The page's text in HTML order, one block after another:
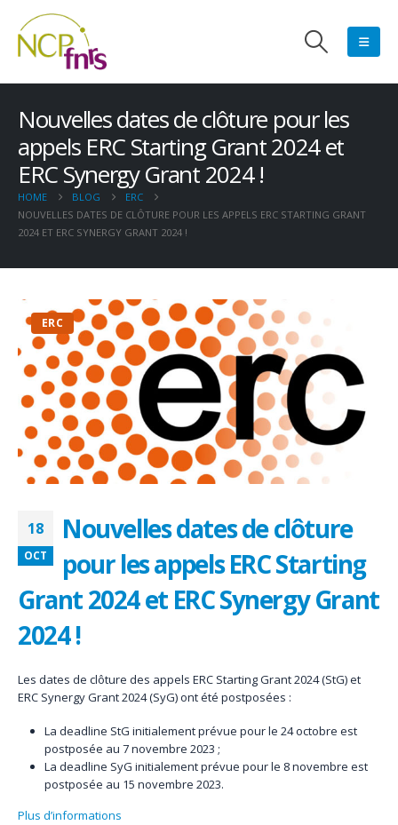
Nouvelles dates de clôture pour les
appels ERC Starting Grant 2024 et
ERC Synergy Grant 2024 !
HOME BLOG
ERC
NOUVELLES DATES DE CLÔTURE POUR LES APPELS ERC STARTING GRANT
2024 ET ERC SYNERGY GRANT 2024 !
18
OCT
Nouvelles dates de clôture
pour les appels ERC Starting
Grant 2024 et ERC Synergy Grant
2024 !
Les dates de clôture des appels ERC Starting Grant 2024 (StG) et
ERC Synergy Grant 2024 (SyG) ont été postposées :
La deadline StG initialement prévue pour le 24 octobre est
postposée au 7 novembre 2023 ;
La deadline SyG initialement prévue pour le 8 novembre est
postposée au 15 novembre 2023.
Plus d’informations
ERC